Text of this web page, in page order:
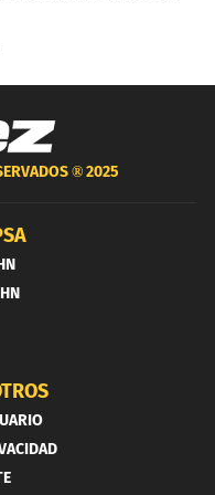
®2025